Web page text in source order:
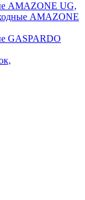
AMAZONE UG,
AMAZONE
GASPARDO